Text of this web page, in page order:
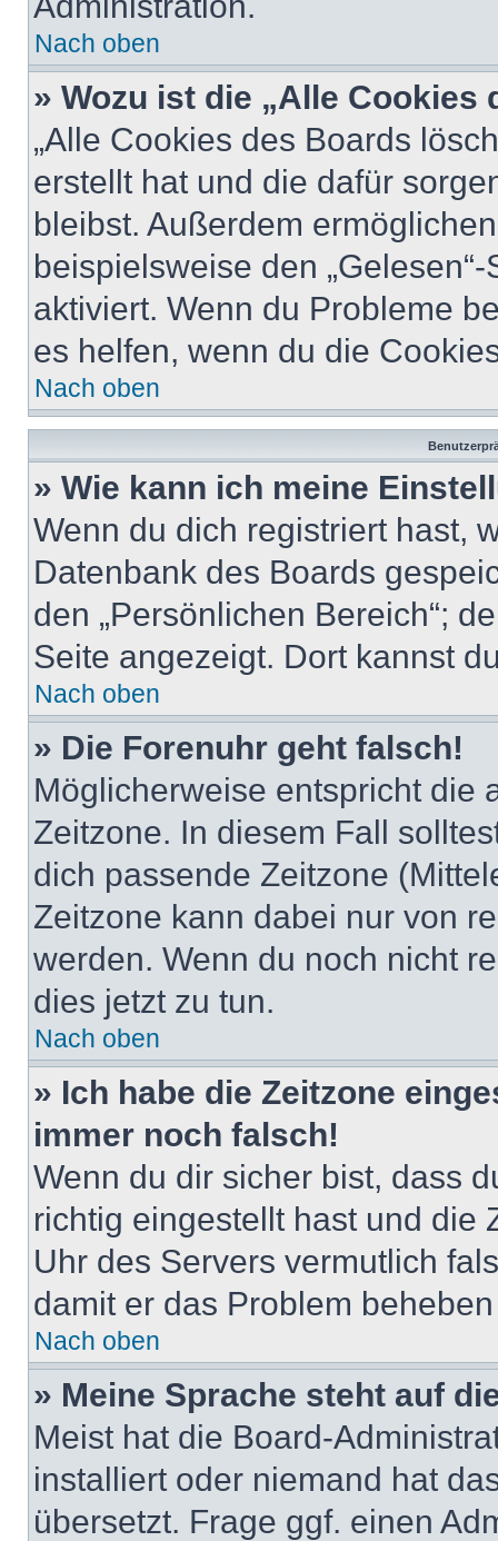
Nach oben
» Wozu ist die „Alle
„Alle Cookies des Boards
erstellt hat und die dafür
bleibst. Außerdem
beispielsweise den
aktiviert. Wenn du Probleme
es helfen, wenn du die
Nach oben
» Wie kann ich meine
Wenn du dich registriert hast,
Datenbank des Boards
den „Persönlichen Bereich“;
Seite angezeigt. Dort kannst
Nach oben
» Die Forenuhr geht falsch!
Möglicherweise entspricht die
Zeitzone. In diesem Fall
dich passende Zeitzone
Zeitzone kann dabei nur von
werden. Wenn du noch nicht
dies jetzt zu tun.
Nach oben
» Ich habe die Zeitzone
immer noch falsch!
Wenn du dir sicher bist, dass
richtig eingestellt hast und die
Uhr des Servers vermutlich
damit er das Problem
Nach oben
» Meine Sprache steht auf
Meist hat die Board-
installiert oder niemand hat
übersetzt. Frage ggf. einen